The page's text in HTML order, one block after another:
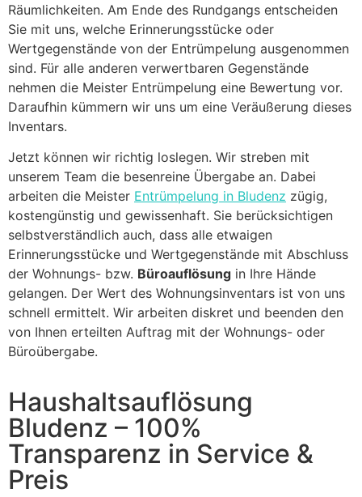
Räumlichkeiten. Am Ende des Rundgangs entscheiden
Sie mit uns, welche Erinnerungsstücke oder
Wertgegenstände von der Entrümpelung ausgenommen
sind. Für alle anderen verwertbaren Gegenstände
nehmen die Meister Entrümpelung eine Bewertung vor.
Daraufhin kümmern wir uns um eine Veräußerung dieses
Inventars.
Jetzt können wir richtig loslegen. Wir streben mit
unserem Team die besenreine Übergabe an. Dabei
arbeiten die Meister Entrümpelung in Bludenz zügig,
kostengünstig und gewissenhaft. Sie berücksichtigen
selbstverständlich auch, dass alle etwaigen
Erinnerungsstücke und Wertgegenstände mit Abschluss
der Wohnungs- bzw. Büroauflösung in Ihre Hände
gelangen. Der Wert des Wohnungsinventars ist von uns
schnell ermittelt. Wir arbeiten diskret und beenden den
von Ihnen erteilten Auftrag mit der Wohnungs- oder
Büroübergabe.
Haushaltsauflösung
Bludenz – 100%
Transparenz in Service &
Preis